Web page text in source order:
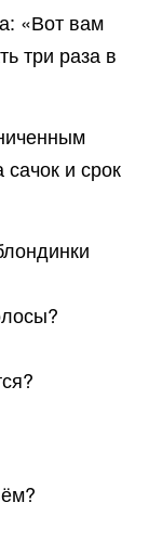
«Вот вам
три раза в
и срок